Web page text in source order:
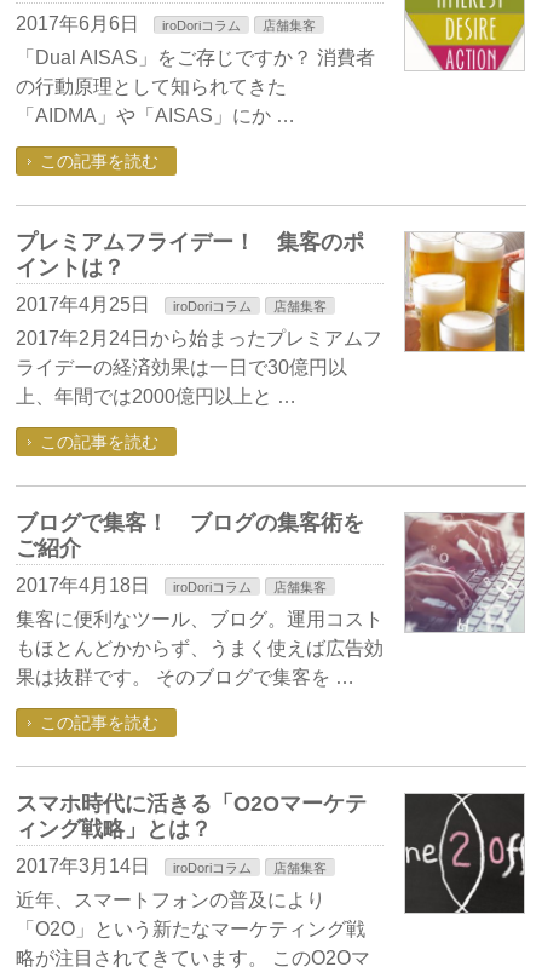
2017年6月6日 iroDoriコラム 店舗集客
「Dual AISAS」をご存じですか？ 消費者
の行動原理として知られてきた
「AIDMA」や「AISAS」にか …
この記事を読む
プレミアムフライデー！ 集客のポ
イントは？
2017年4月25日 iroDoriコラム 店舗集客
2017年2月24日から始まったプレミアムフ
ライデーの経済効果は一日で30億円以
上、年間では2000億円以上と …
この記事を読む
ブログで集客！ ブログの集客術を
ご紹介
2017年4月18日 iroDoriコラム 店舗集客
集客に便利なツール、ブログ。運用コスト
もほとんどかからず、うまく使えば広告効
果は抜群です。 そのブログで集客を …
この記事を読む
スマホ時代に活きる「O2Oマーケテ
ィング戦略」とは？
2017年3月14日 iroDoriコラム 店舗集客
近年、スマートフォンの普及により
「O2O」という新たなマーケティング戦
略が注目されてきています。 このO2Oマ